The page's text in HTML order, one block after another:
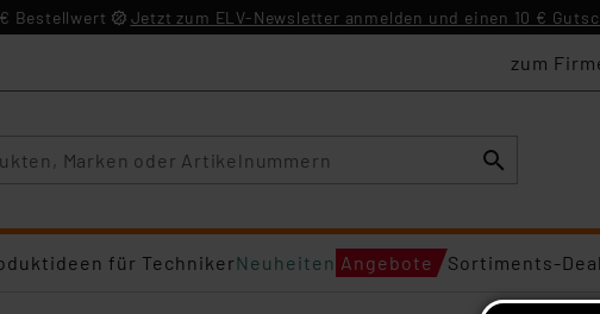
Bestellwert Jetzt zum ELV-Newsletter anmelden und einen 10 €
zum
für TechnikerNeuheiten Angebote Sortiments-